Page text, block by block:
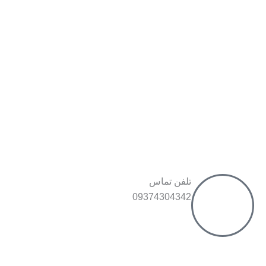
تلفن تماس
09374304342